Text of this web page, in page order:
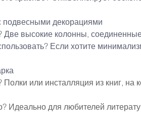
подвесными декорациями
Две высокие колонны,
Если хотите
Полки или инсталляция из книг,
Идеально для любителей